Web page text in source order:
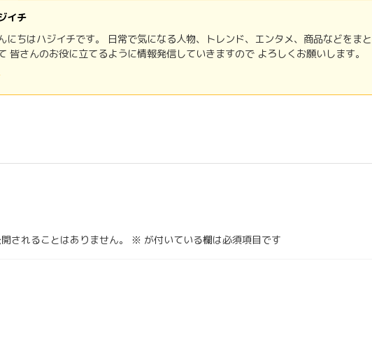
イチ
にちはハジイチです。 日常で気になる人物、トレンド、エンタメ、商品などをまと
皆さんのお役に立てるように情報発信していきますので よろしくお願いします。
されることはありません。 ※ が付いている欄は必須項目です